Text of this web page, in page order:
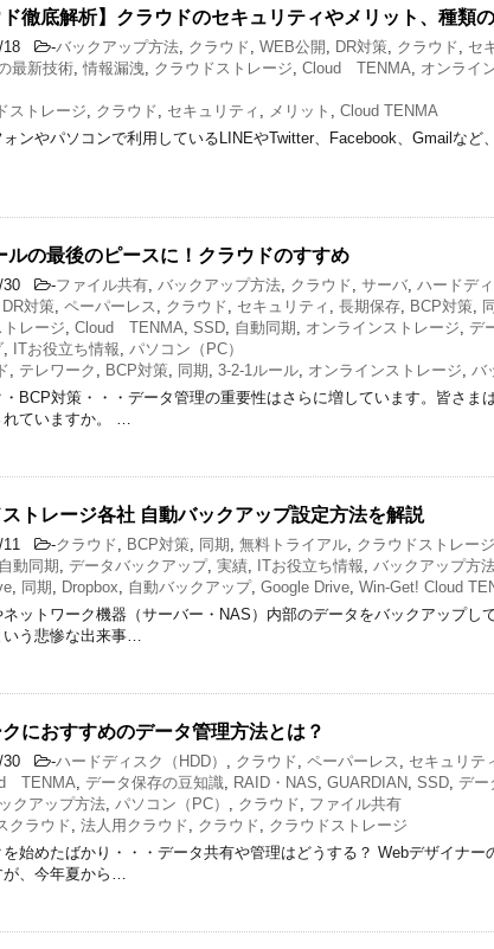
ド徹底解析】クラウドのセキュリティやメリット、種類
18 -バックアップ方法, クラウド, WEB公開 , DR対策, クラウド, セ
最新技術, 情報漏洩, クラウドストレージ, Cloud TENMA, オンライ
ストレージ, クラウド, セキュリティ , メリット , Cloud TENMA
ォンやパソコンで利用しているLINEやTwitter、Facebook、Gmailなど
ルの最後のピースに！クラウドのすすめ
30 -ファイル共有, バックアップ方法, クラウド, サーバ, ハードディ
DR対策, ペーパーレス , クラウド, セキュリティ , 長期保存, BCP対策,
レージ, Cloud TENMA, SSD, 自動同期, オンラインストレージ, デ
, ITお役立ち情報, パソコン（PC）
, テレワーク , BCP対策, 同期, 3-2-1ルール, オンラインストレージ, バ
・BCP対策・・・データ管理の重要性はさらに増しています。皆さま
れていますか。 …
トレージ各社 自動バックアップ設定方法を解説
11 -クラウド, BCP対策, 同期, 無料トライアル, クラウドストレージ
自動同期, データバックアップ, 実績, ITお役立ち情報, バックアップ方
, 同期, Dropbox, 自動バックアップ, Google Drive, Win-Get! Cloud
ットワーク機器（サーバー・NAS）内部のデータをバックアップし
いう悲惨な出来事…
におすすめのデータ管理方法とは？
30 -ハードディスク（HDD） , クラウド, ペーパーレス , セキュリテ
TENMA, データ保存の豆知識, RAID・NAS, GUARDIAN, SSD, デー
クアップ方法, パソコン（PC） , クラウド, ファイル共有
クラウド, 法人用クラウド, クラウド, クラウドストレージ
を始めたばかり・・・データ共有や管理はどうする？ Webデザイナ
が、今年夏から…